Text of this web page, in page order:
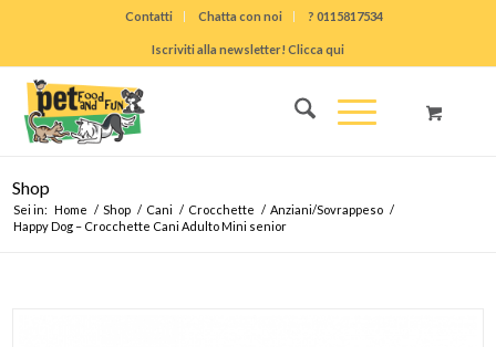
Contatti Chatta con noi ? 0115817534
Iscriviti alla newsletter! Clicca qui
Shop
Sei in: Home / Shop / Cani / Crocchette / Anziani/Sovrappeso /
Happy Dog – Crocchette Cani Adulto Mini senior